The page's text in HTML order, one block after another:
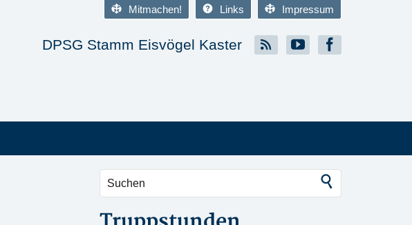
Mitmachen! Links Impressum
DPSG Stamm Eisvögel Kaster